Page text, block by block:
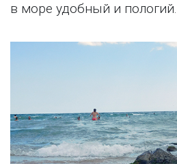
в море удобный и пологий.